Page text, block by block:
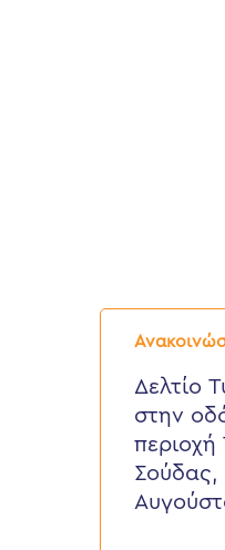
Δελτίο
Τύπου:
νερού
στην
Νικολάου
Πλαστήρα,
περιοχή
Τσικαλαριά
Δελτίο
στην
περιοχή